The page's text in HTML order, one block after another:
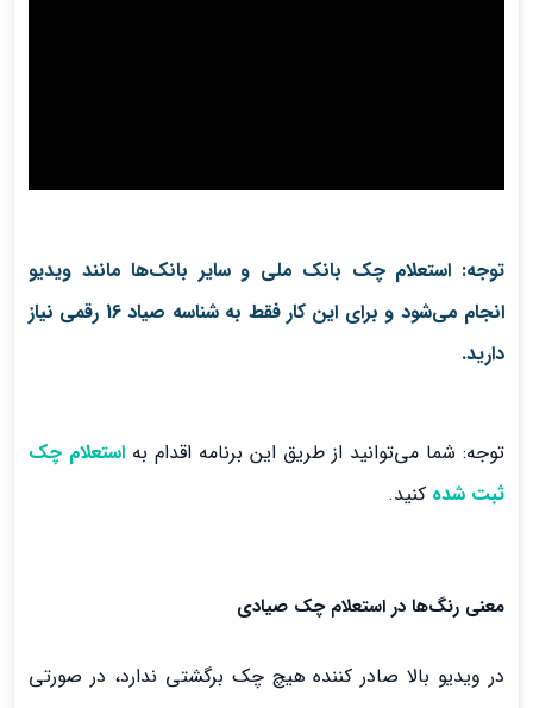
توجه: استعلام چک بانک ملی و سایر بانک‌ها مانند ویدیو
انجام می‌شود و برای این کار فقط به شناسه صیاد 16 رقمی نیاز
دارید.
توجه: شما می‌توانید از طریق این برنامه اقدام به استعلام چک
ثبت شده کنید.
معنی رنگ‌ها در استعلام چک صیادی
در ویدیو بالا صادر کننده هیچ چک برگشتی ندارد، در صورتی